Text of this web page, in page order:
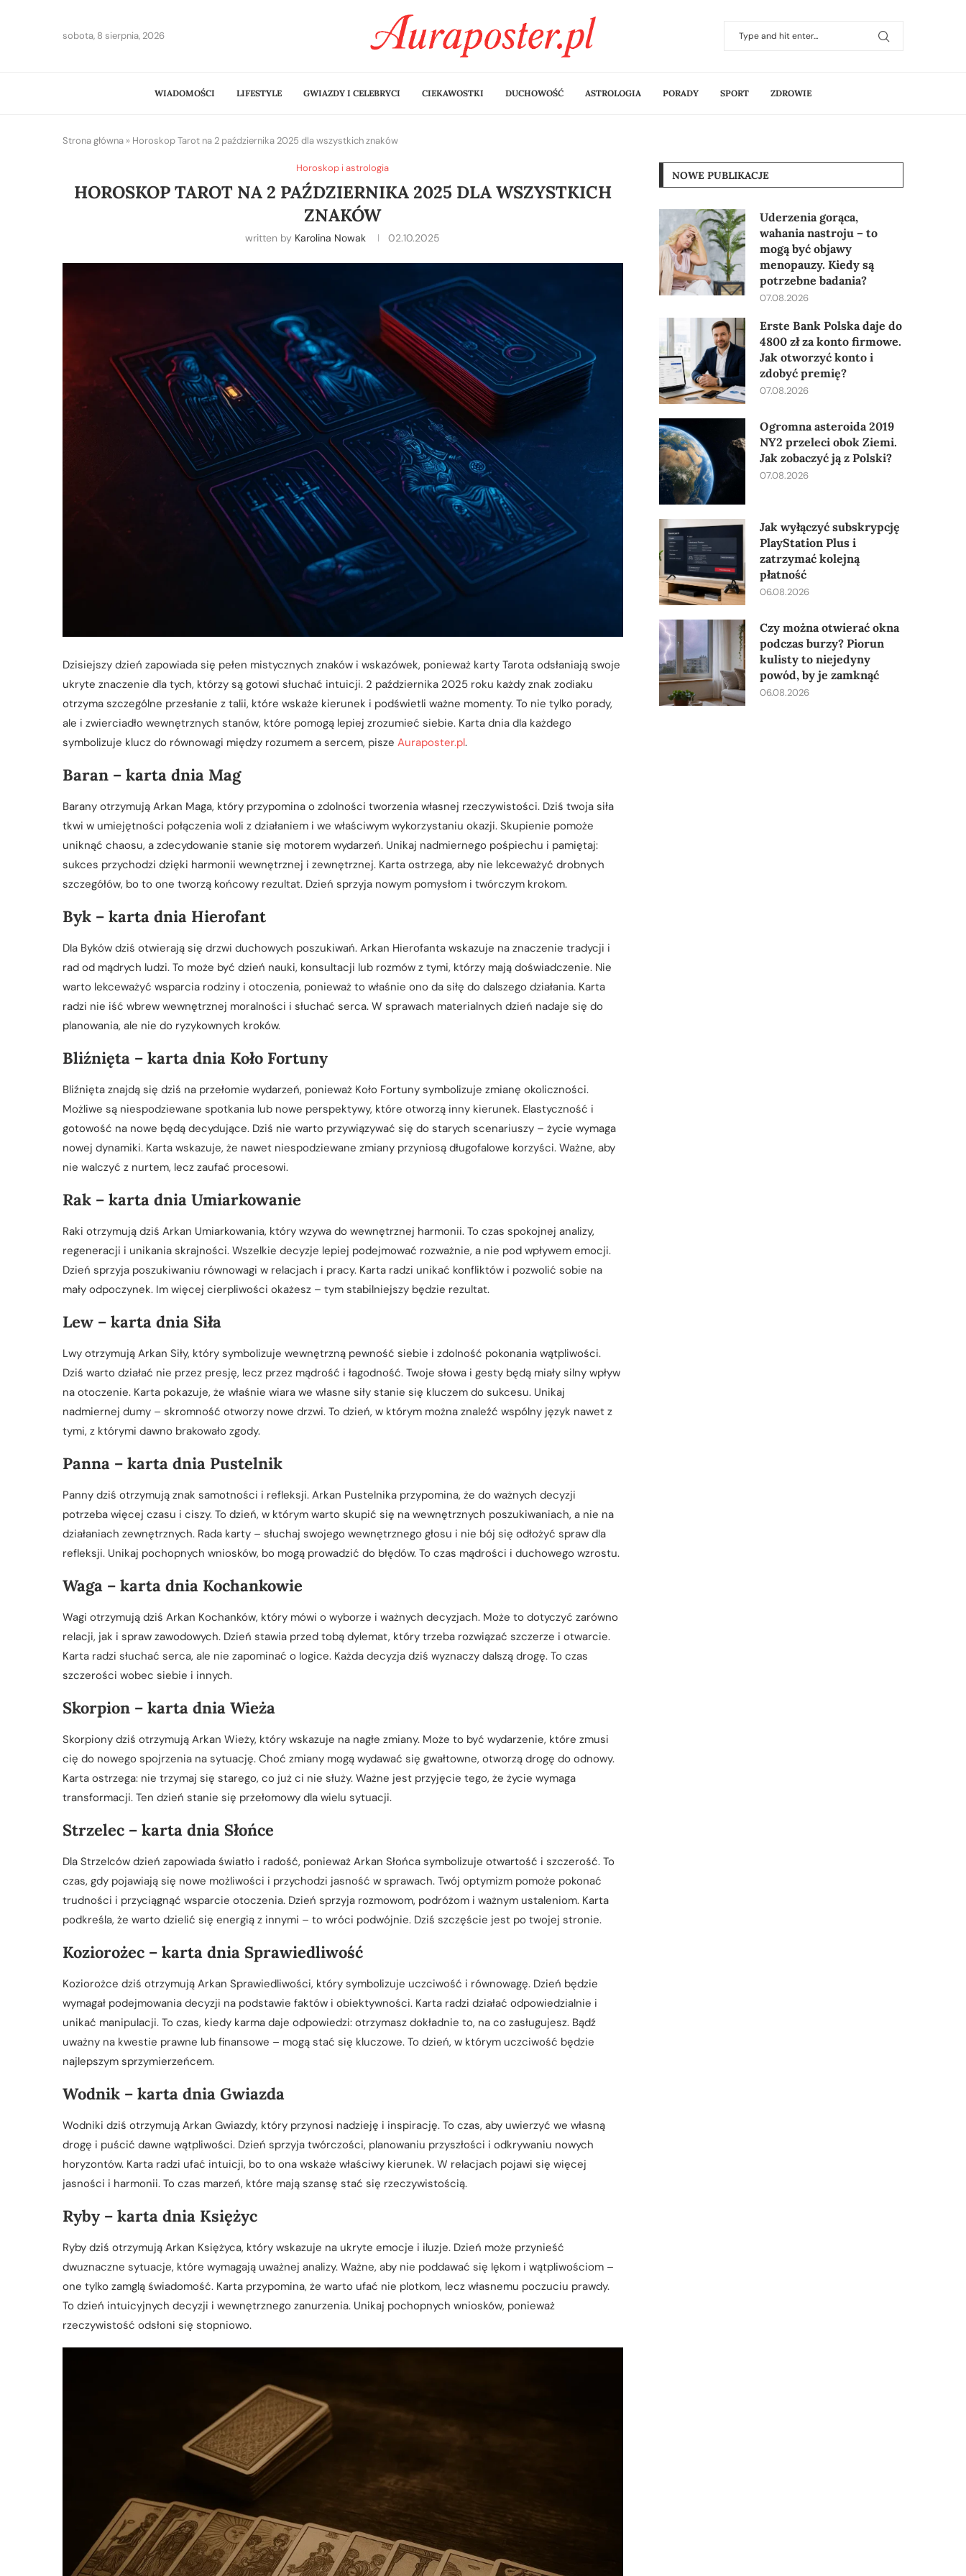
sobota, 8 sierpnia, 2026
WIADOMOŚCI LIFESTYLE GWIAZDY I CELEBRYCI CIEKAWOSTKI DUCHOWOŚĆ ASTROLOGIA PORADY SPORT ZDROWIE
Strona główna » Horoskop Tarot na 2 października 2025 dla wszystkich znaków
Horoskop i astrologia
HOROSKOP TAROT NA 2 PAŹDZIERNIKA 2025 DLA WSZYSTKICH
ZNAKÓW
written by Karolina Nowak 02.10.2025
Dzisiejszy dzień zapowiada się pełen mistycznych znaków i wskazówek, ponieważ karty Tarota odsłaniają swoje
ukryte znaczenie dla tych, którzy są gotowi słuchać intuicji. 2 października 2025 roku każdy znak zodiaku
otrzyma szczególne przesłanie z talii, które wskaże kierunek i podświetli ważne momenty. To nie tylko porady,
ale i zwierciadło wewnętrznych stanów, które pomogą lepiej zrozumieć siebie. Karta dnia dla każdego
symbolizuje klucz do równowagi między rozumem a sercem, pisze Auraposter.pl.
Baran – karta dnia Mag
Barany otrzymują Arkan Maga, który przypomina o zdolności tworzenia własnej rzeczywistości. Dziś twoja siła
tkwi w umiejętności połączenia woli z działaniem i we właściwym wykorzystaniu okazji. Skupienie pomoże
uniknąć chaosu, a zdecydowanie stanie się motorem wydarzeń. Unikaj nadmiernego pośpiechu i pamiętaj:
sukces przychodzi dzięki harmonii wewnętrznej i zewnętrznej. Karta ostrzega, aby nie lekceważyć drobnych
szczegółów, bo to one tworzą końcowy rezultat. Dzień sprzyja nowym pomysłom i twórczym krokom.
Byk – karta dnia Hierofant
Dla Byków dziś otwierają się drzwi duchowych poszukiwań. Arkan Hierofanta wskazuje na znaczenie tradycji i
rad od mądrych ludzi. To może być dzień nauki, konsultacji lub rozmów z tymi, którzy mają doświadczenie. Nie
warto lekceważyć wsparcia rodziny i otoczenia, ponieważ to właśnie ono da siłę do dalszego działania. Karta
radzi nie iść wbrew wewnętrznej moralności i słuchać serca. W sprawach materialnych dzień nadaje się do
planowania, ale nie do ryzykownych kroków.
Bliźnięta – karta dnia Koło Fortuny
Bliźnięta znajdą się dziś na przełomie wydarzeń, ponieważ Koło Fortuny symbolizuje zmianę okoliczności.
Możliwe są niespodziewane spotkania lub nowe perspektywy, które otworzą inny kierunek. Elastyczność i
gotowość na nowe będą decydujące. Dziś nie warto przywiązywać się do starych scenariuszy – życie wymaga
nowej dynamiki. Karta wskazuje, że nawet niespodziewane zmiany przyniosą długofalowe korzyści. Ważne, aby
nie walczyć z nurtem, lecz zaufać procesowi.
Rak – karta dnia Umiarkowanie
Raki otrzymują dziś Arkan Umiarkowania, który wzywa do wewnętrznej harmonii. To czas spokojnej analizy,
regeneracji i unikania skrajności. Wszelkie decyzje lepiej podejmować rozważnie, a nie pod wpływem emocji.
Dzień sprzyja poszukiwaniu równowagi w relacjach i pracy. Karta radzi unikać konfliktów i pozwolić sobie na
mały odpoczynek. Im więcej cierpliwości okażesz – tym stabilniejszy będzie rezultat.
Lew – karta dnia Siła
Lwy otrzymują Arkan Siły, który symbolizuje wewnętrzną pewność siebie i zdolność pokonania wątpliwości.
Dziś warto działać nie przez presję, lecz przez mądrość i łagodność. Twoje słowa i gesty będą miały silny wpływ
na otoczenie. Karta pokazuje, że właśnie wiara we własne siły stanie się kluczem do sukcesu. Unikaj
nadmiernej dumy – skromność otworzy nowe drzwi. To dzień, w którym można znaleźć wspólny język nawet z
tymi, z którymi dawno brakowało zgody.
Panna – karta dnia Pustelnik
Panny dziś otrzymują znak samotności i refleksji. Arkan Pustelnika przypomina, że do ważnych decyzji
potrzeba więcej czasu i ciszy. To dzień, w którym warto skupić się na wewnętrznych poszukiwaniach, a nie na
działaniach zewnętrznych. Rada karty – słuchaj swojego wewnętrznego głosu i nie bój się odłożyć spraw dla
refleksji. Unikaj pochopnych wniosków, bo mogą prowadzić do błędów. To czas mądrości i duchowego wzrostu.
Waga – karta dnia Kochankowie
Wagi otrzymują dziś Arkan Kochanków, który mówi o wyborze i ważnych decyzjach. Może to dotyczyć zarówno
relacji, jak i spraw zawodowych. Dzień stawia przed tobą dylemat, który trzeba rozwiązać szczerze i otwarcie.
Karta radzi słuchać serca, ale nie zapominać o logice. Każda decyzja dziś wyznaczy dalszą drogę. To czas
szczerości wobec siebie i innych.
Skorpion – karta dnia Wieża
Skorpiony dziś otrzymują Arkan Wieży, który wskazuje na nagłe zmiany. Może to być wydarzenie, które zmusi
cię do nowego spojrzenia na sytuację. Choć zmiany mogą wydawać się gwałtowne, otworzą drogę do odnowy.
Karta ostrzega: nie trzymaj się starego, co już ci nie służy. Ważne jest przyjęcie tego, że życie wymaga
transformacji. Ten dzień stanie się przełomowy dla wielu sytuacji.
Strzelec – karta dnia Słońce
Dla Strzelców dzień zapowiada światło i radość, ponieważ Arkan Słońca symbolizuje otwartość i szczerość. To
czas, gdy pojawiają się nowe możliwości i przychodzi jasność w sprawach. Twój optymizm pomoże pokonać
trudności i przyciągnąć wsparcie otoczenia. Dzień sprzyja rozmowom, podróżom i ważnym ustaleniom. Karta
podkreśla, że warto dzielić się energią z innymi – to wróci podwójnie. Dziś szczęście jest po twojej stronie.
Koziorożec – karta dnia Sprawiedliwość
Koziorożce dziś otrzymują Arkan Sprawiedliwości, który symbolizuje uczciwość i równowagę. Dzień będzie
wymagał podejmowania decyzji na podstawie faktów i obiektywności. Karta radzi działać odpowiedzialnie i
unikać manipulacji. To czas, kiedy karma daje odpowiedzi: otrzymasz dokładnie to, na co zasługujesz. Bądź
uważny na kwestie prawne lub finansowe – mogą stać się kluczowe. To dzień, w którym uczciwość będzie
najlepszym sprzymierzeńcem.
Wodnik – karta dnia Gwiazda
Wodniki dziś otrzymują Arkan Gwiazdy, który przynosi nadzieję i inspirację. To czas, aby uwierzyć we własną
drogę i puścić dawne wątpliwości. Dzień sprzyja twórczości, planowaniu przyszłości i odkrywaniu nowych
horyzontów. Karta radzi ufać intuicji, bo to ona wskaże właściwy kierunek. W relacjach pojawi się więcej
jasności i harmonii. To czas marzeń, które mają szansę stać się rzeczywistością.
Ryby – karta dnia Księżyc
Ryby dziś otrzymują Arkan Księżyca, który wskazuje na ukryte emocje i iluzje. Dzień może przynieść
dwuznaczne sytuacje, które wymagają uważnej analizy. Ważne, aby nie poddawać się lękom i wątpliwościom –
one tylko zamglą świadomość. Karta przypomina, że warto ufać nie plotkom, lecz własnemu poczuciu prawdy.
To dzień intuicyjnych decyzji i wewnętrznego zanurzenia. Unikaj pochopnych wniosków, ponieważ
rzeczywistość odsłoni się stopniowo.
NOWE PUBLIKACJE
Uderzenia gorąca,
wahania nastroju – to
mogą być objawy
menopauzy. Kiedy są
potrzebne badania?
07.08.2026
Erste Bank Polska daje do
4800 zł za konto firmowe.
Jak otworzyć konto i
zdobyć premię?
07.08.2026
Ogromna asteroida 2019
NY2 przeleci obok Ziemi.
Jak zobaczyć ją z Polski?
07.08.2026
Jak wyłączyć subskrypcję
PlayStation Plus i
zatrzymać kolejną
płatność
06.08.2026
Czy można otwierać okna
podczas burzy? Piorun
kulisty to niejedyny
powód, by je zamknąć
06.08.2026